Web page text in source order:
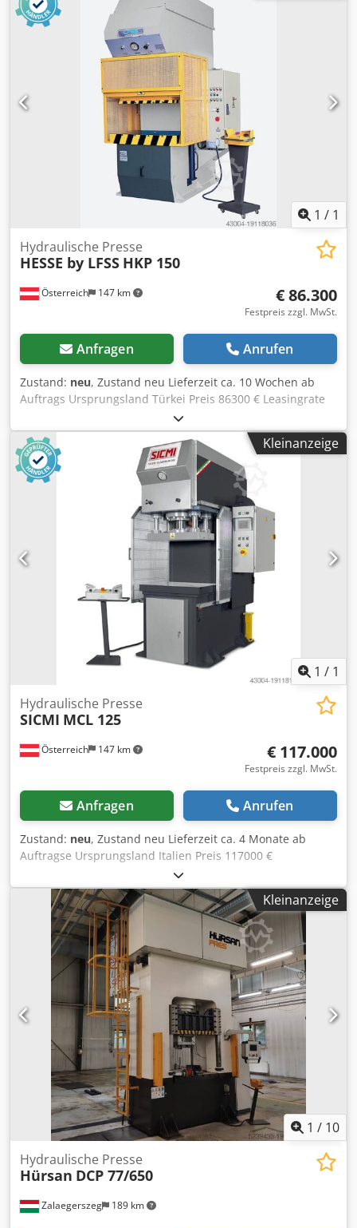
Stößelplattenbreite:
750 mm, Stößelplattenlänge:
Öltankkapazität:
500 l, Gesamtlänge:
1.250 mm , Gesamthöhe:
Gesamtgewicht:8.000 kg, Hydraulische Presse PYE 250 SS.
Hersteller: WMW VEB Zeulenroda (Deutschland), Baujahr
1985. Technische Daten: Maximale Presskraft 250 t.
Betriebsdruck 18,6 MPa. Oberer Tisch 750x450 mm.
Unterer Tisch 900x630 mm. Durchgang 800 mm.
Zylinderhub 500 mm. Absenkgeschwindigkeit 200 mm/s.
Hubgeschwindigkeit nach oben 220 mm/s.
Anschlussleistung 24 kW. Gewicht 8500 kg. Höhe 3680 mm,
Länge 2200 mm, Breite 1250 mm. Technischer Zustand der
Maschine sehr gut. Maschine wurde generalüberholt. 1 / 1
Österreich 147 km
Hydraulische Presse
HESSE by LFSS HKP 150
€ 86.300
Festpreis zzgl. MwSt.
Anfragen Anrufen
Zustand: neu, Zustand neu Lieferzeit ca. 10 Wochen ab
Auftrags Ursprungsland Türkei Preis 86300 € Leasingrate
1631.07 € Presskraft 150 to Hub 300 mm Stößel 950x650
mm Cjdpfx Aowiq Tyoidorf Tisch 1200x750 mm Einbauhöhe
550 mm Eilgang 100 mm/s Arbeitsgeschwindigkeit 5,5
mm/s Rückzugsgeschwindigkeit 165 mm/s Motor 11 kW
Länge 2200 mm Breite 2200 mm Höhe 3250 mm Gewicht
8200 kg 4-fach Stößelführung Tisch und Stößel mit T-
Nuten Manuelle Hubverstellung über Nockenschalter
Manueller und automatischer Betrieb Lichtschranken
Ausrüstung gemäß CE Vorschriften
Kleinanzeige
1 / 1
Österreich 147 km
Hydraulische Presse
SICMI MCL 125
€ 117.000
Festpreis zzgl. MwSt.
Anfragen Anrufen
Zustand: neu, Zustand neu Lieferzeit ca. 4 Monate ab
Auftragse Ursprungsland Italien Preis 117000 €
Leasingrate 2211.3 € Presskraft 125 to Hub 500 mm Stößel
800 x 400 mm Tisch 900 x 600 mm Einbauhöhe 600 mm
Ausladung 300 mm Eilgang 115 mm/s Reduzierte
Geschwindigkeit 42 mm/s Arbeitsgeschwindigkeit 7 mm/s
Rückzugsgeschwindigkeit 70 mm/s Motor 15 kW Länge
1400 mm Breite 1950 mm Cjdewirbrepfx Aidjrf Höhe 2600
mm 4 Stösselführungen T-Nuten im Tisch Rexroth
Hydraulikeinheit Überwachte Elektroventile Luft/Öl-
Wärmetauscher Druckschalter 2-Handbedienpult
Hubeinstellung mittels Endschalter Siemens CPU Seitliche
fixe Schutzgitter Ausgerüstet nach CE Vorschriften (IV
enclosure) OPTIONEN (Preise auf Anfrage): Ziehkissen
Prismenführung Lichtschranke CNC Steuerung Siemens
mit Touchscreen Hydraulikpumpe mit variabler
Geschwindigkeit Proportionalventile Seitliche Schutzgitter
verschiebbar mit Endschalter
Kleinanzeige
1 / 10
Zalaegerszeg 189 km
Hydraulische Presse
Hürsan DCP 77/650